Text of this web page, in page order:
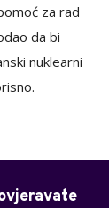
za rad
da bi
nuklearni